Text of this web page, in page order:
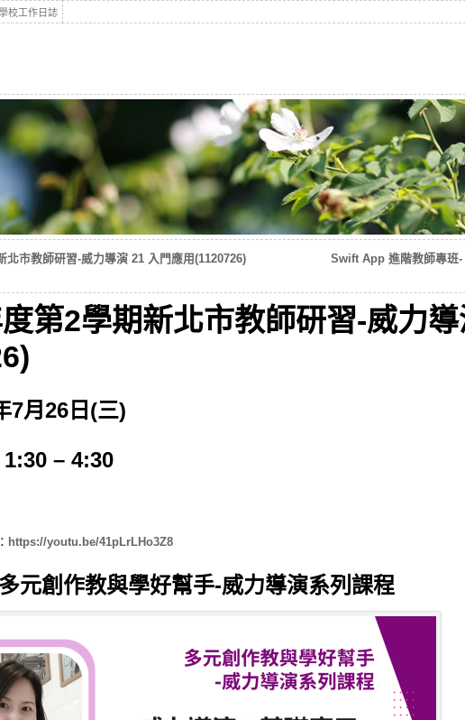
校工作日誌
北市教師研習-威力導演 21 入門應用(1120726)
Swift App 進階教師專班-
第2學期新北市教師研習-威力
7月26日(三)
– 4:30
https://youtu.be/41pLrLHo3Z8
元創作教與學好幫手-威力導演系列課程